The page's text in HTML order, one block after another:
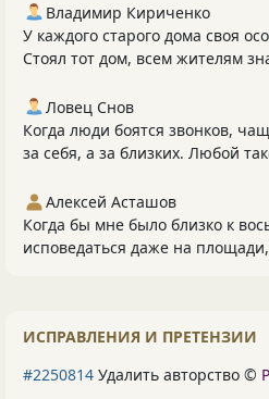
Владимир Кириченко
У каждого старого дома своя
Стоял тот дом, всем жителям
Ловец Снов
Когда люди боятся звонков,
за себя, а за близких. Любой
Алексей Асташов
Когда бы мне было близко к
исповедаться даже на
ИСПРАВЛЕНИЯ И ПРЕТЕНЗИИ
#2250814 Удалить авторство ©